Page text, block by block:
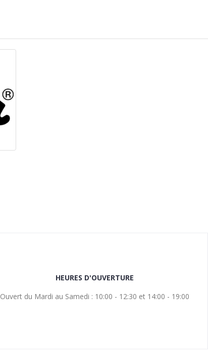
HEURES D'OUVERTURE
Ouvert du Mardi au Samedi : 10:00 - 12:30 et 14:00 - 19:00